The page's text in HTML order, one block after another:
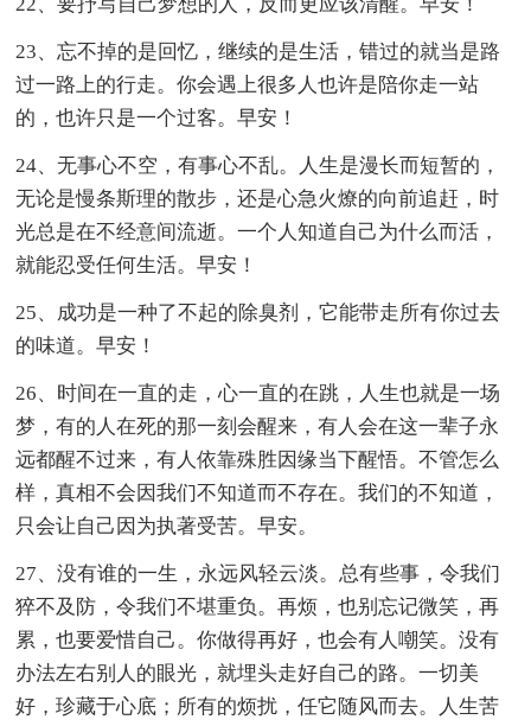
23、忘不掉的是回忆，继续的是生活，错过的就当是路
过一路上的行走。你会遇上很多人也许是陪你走一站
的，也许只是一个过客。早安！
24、无事心不空，有事心不乱。人生是漫长而短暂的，
无论是慢条斯理的散步，还是心急火燎的向前追赶，时
光总是在不经意间流逝。一个人知道自己为什么而活，
就能忍受任何生活。早安！
25、成功是一种了不起的除臭剂，它能带走所有你过去
的味道。早安！
26、时间在一直的走，心一直的在跳，人生也就是一场
梦，有的人在死的那一刻会醒来，有人会在这一辈子永
远都醒不过来，有人依靠殊胜因缘当下醒悟。不管怎么
样，真相不会因我们不知道而不存在。我们的不知道，
只会让自己因为执著受苦。早安。
27、没有谁的一生，永远风轻云淡。总有些事，令我们
猝不及防，令我们不堪重负。再烦，也别忘记微笑，再
累，也要爱惜自己。你做得再好，也会有人嘲笑。没有
办法左右别人的眼光，就埋头走好自己的路。一切美
好，珍藏于心底；所有的烦扰，任它随风而去。人生苦